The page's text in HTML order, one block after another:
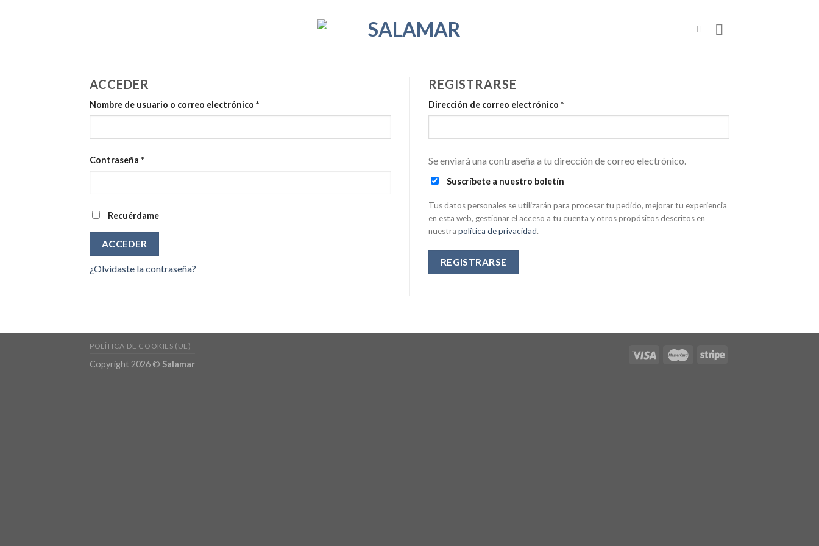
ACCEDER
Nombre de usuario o correo electrónico *
Contraseña *
Recuérdame
ACCEDER
¿Olvidaste la contraseña?
REGISTRARSE
Dirección de correo electrónico *
Se enviará una contraseña a tu dirección de correo electrónico.
Suscríbete a nuestro boletín
Tus datos personales se utilizarán para procesar tu pedido, mejorar tu experiencia
en esta web, gestionar el acceso a tu cuenta y otros propósitos descritos en
nuestra política de privacidad.
REGISTRARSE
POLÍTICA DE COOKIES (UE)
Copyright 2026 © Salamar